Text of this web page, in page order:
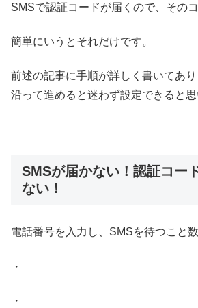
SMSで認証コードが届くので、その
簡単にいうとそれだけです。
前述の記事に手順が詳しく書いてあ
沿って進めると迷わず設定できると思
SMSが届かない！認証コー
ない！
電話番号を入力し、SMSを待つこと数
・
・